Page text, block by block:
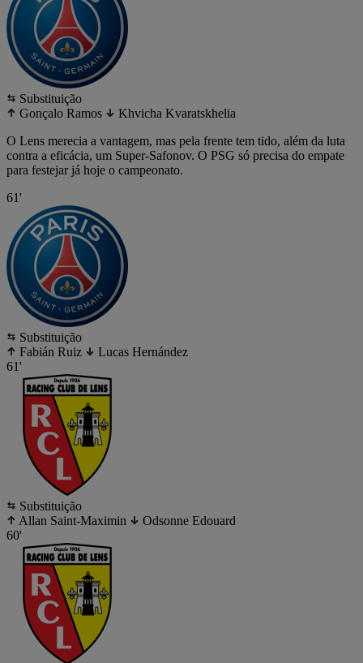
Substituição
Gonçalo Ramos
Khvicha Kvaratskhelia
O Lens merecia a vantagem, mas pela frente tem tido, além da luta
contra a eficácia, um Super-Safonov. O PSG só precisa do empate
para festejar já hoje o campeonato.
61'
Substituição
Fabián Ruiz
Lucas Hernández
61'
Substituição
Allan Saint-Maximin
Odsonne Edouard
60'